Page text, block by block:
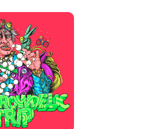
instagram
en twitter
en linkedin
en youtube